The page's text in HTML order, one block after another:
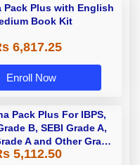
Pack Plus with English
Book Kit
6,817.25
Enroll Now
Pack Plus For IBPS,
B, SEBI Grade A,
A and Other Grade
B Bank Exams
5,112.50